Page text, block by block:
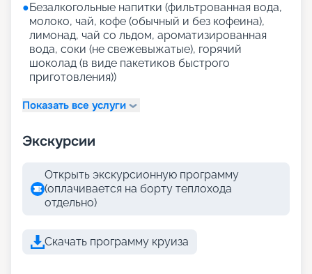
●Безалкогольные напитки (фильтрованная вода,
молоко, чай, кофе (обычный и без кофеина),
лимонад, чай со льдом, ароматизированная
вода, соки (не свежевыжатые), горячий
шоколад (в виде пакетиков быстрого
приготовления))
Показать все услуги
Экскурсии
Открыть экскурсионную программу
(оплачивается на борту теплохода
отдельно)
Скачать программу круиза